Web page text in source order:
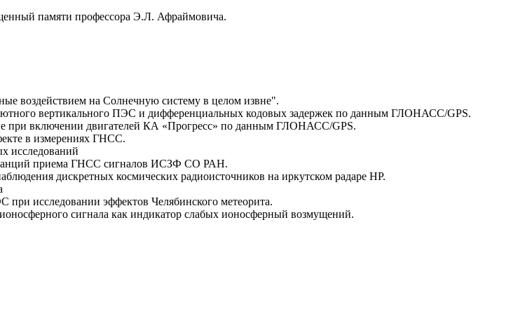
памяти профессора Э.Л. Афраймовича.
воздействием на Солнечную систему в целом извне".
вертикального ПЭС и дифференциальных кодовых задержек по данным ГЛОНАСС/GPS.
при включении двигателей КА «Прогресс» по данным ГЛОНАСС/GPS.
в измерениях ГНСС.
исследований
приема ГНСС сигналов ИСЗФ СО РАН.
дискретных космических радиоисточников на иркутском радаре НР.
исследовании эффектов Челябинского метеорита.
сигнала как индикатор слабых ионосферный возмущений.